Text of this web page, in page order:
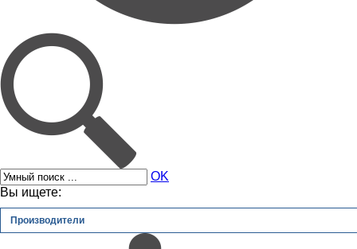
OK
Вы ищете:
Производители